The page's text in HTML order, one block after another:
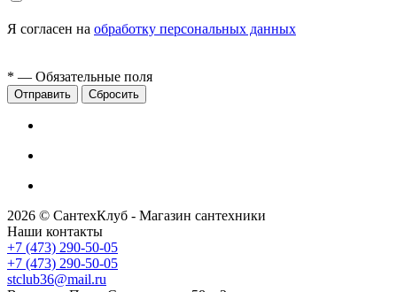
Я согласен на обработку персональных данных
* — Обязательные поля
Сбросить
2026 © СантехКлуб - Магазин сантехники
Наши контакты
+7 (473) 290-50-05
+7 (473) 290-50-05
stclub36@mail.ru